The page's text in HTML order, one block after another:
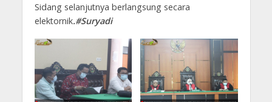
Sidang selanjutnya berlangsung secara
elektornik.#Suryadi